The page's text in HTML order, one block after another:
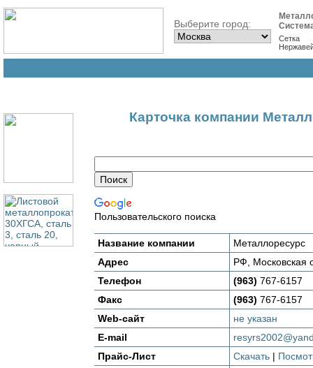
Выберите город:
Сетка
Карточка компании
Пользовательского поиска
Название компании
Металлоресурс
Адрес
РФ, Московская
Телефон
(963) 767-6157
Факс
(963) 767-6157
Web-сайт
не указан
E-mail
Прайс-Лист
Скачать |